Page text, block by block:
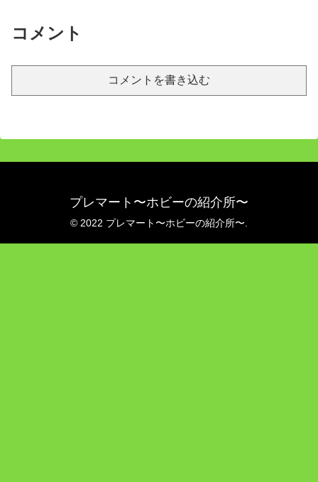
コメント
コメントを書き込む
プレマート〜ホビーの紹介所〜
© 2022 プレマート〜ホビーの紹介所〜.